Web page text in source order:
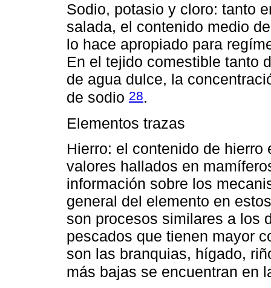
Sodio, potasio y cloro: tanto
salada, el contenido medio
lo hace apropiado para
En el tejido comestible tanto
de agua dulce, la
de sodio 28.
Elementos trazas
Hierro: el contenido de
valores hallados en
información sobre los
general del elemento en
son procesos similares a los
pescados que tienen mayor
son las branquias, hígado,
más bajas se encuentran en